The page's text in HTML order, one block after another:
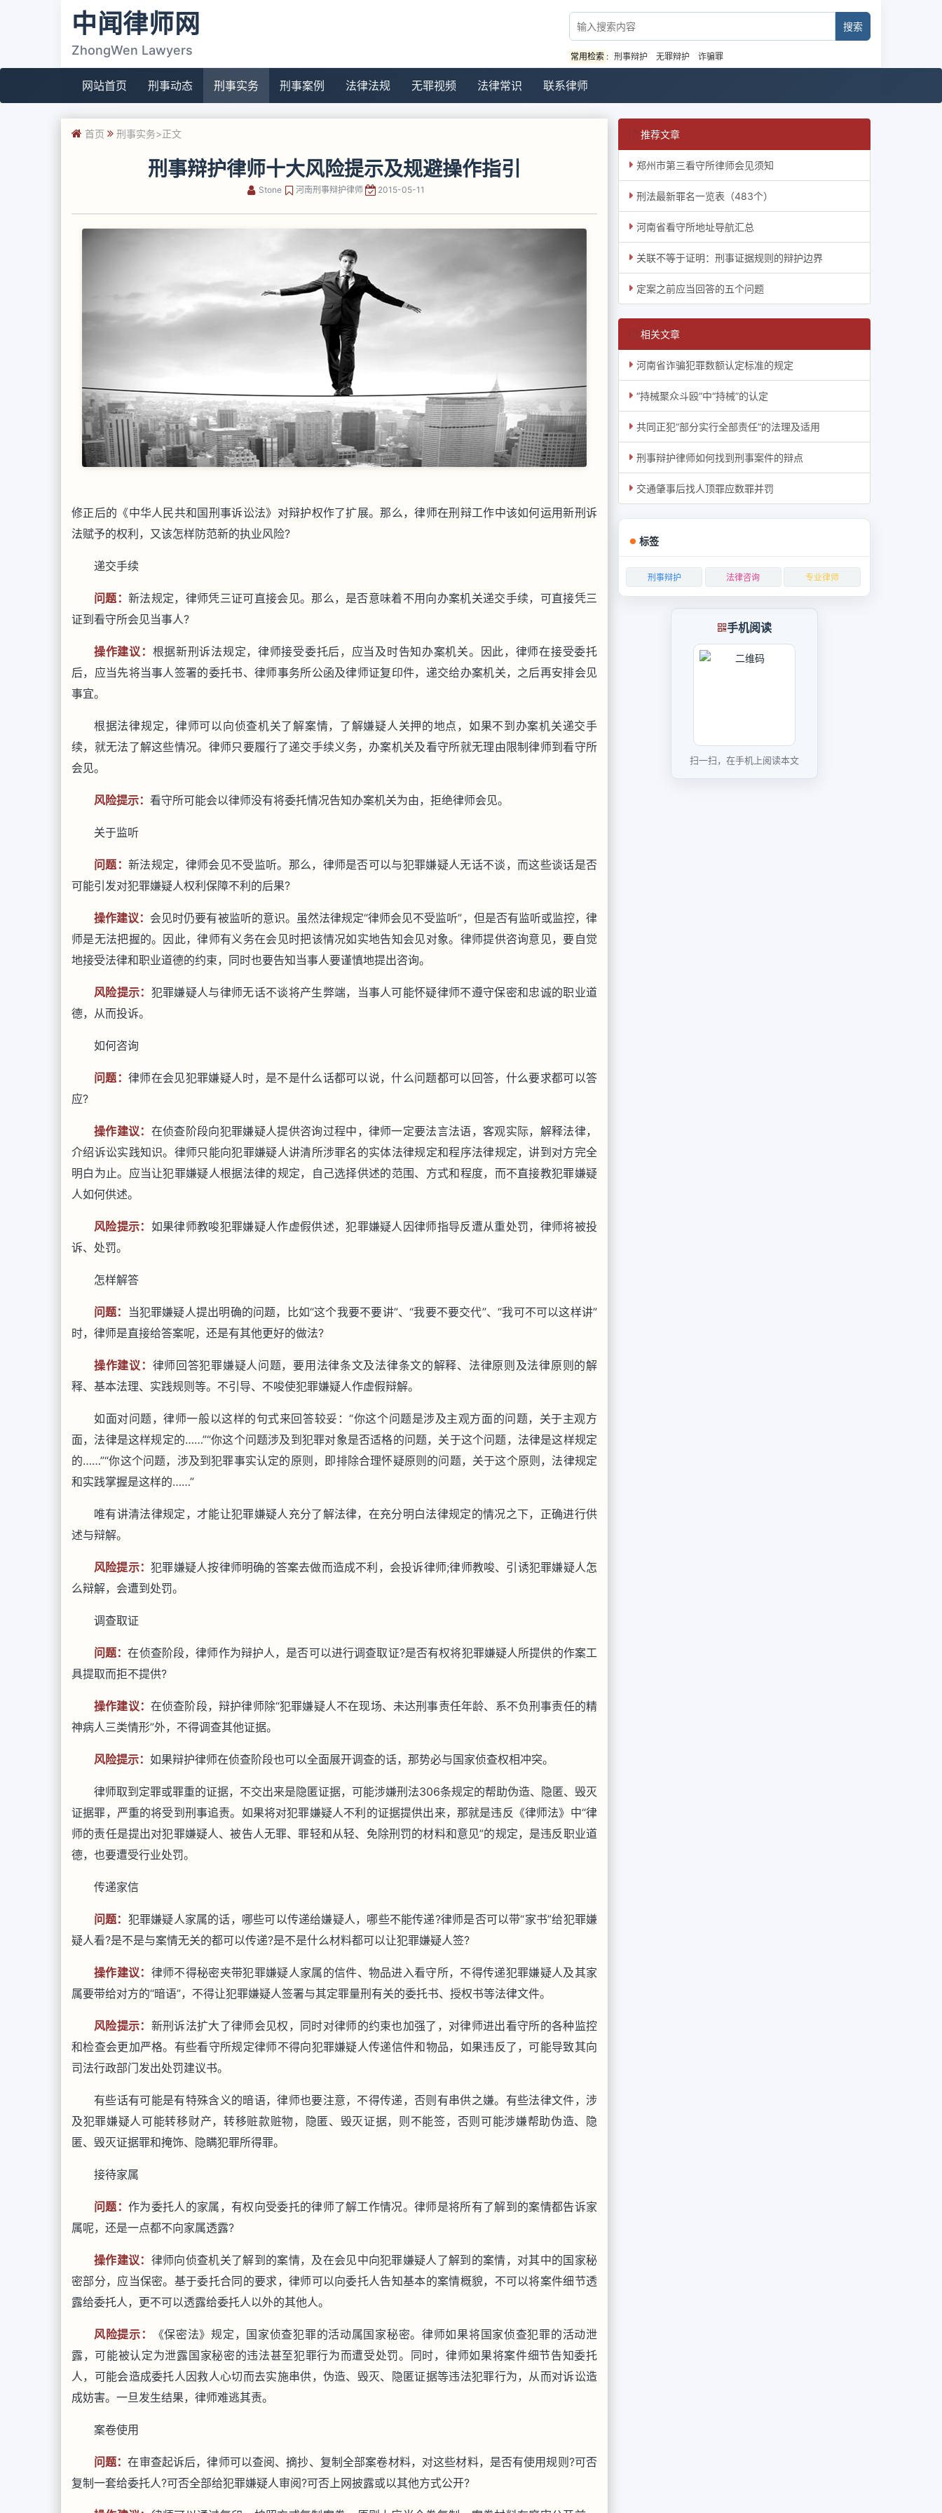
中闻律师网
ZhongWen Lawyers 常用检索 : 刑事辩护 无罪辩护 诈骗罪
网站首页 刑事动态 刑事实务 刑事案例 法律法规 无罪视频 法律常识 联系律师
首页 刑事实务>正文
刑事辩护律师十大风险提示及规避操作指引
Stone 河南刑事辩护律师 2015-05-11
修正后的《中华人民共和国刑事诉讼法》对辩护权作了扩展。那么，律师在刑辩工作中该如何运用新刑诉
法赋予的权利，又该怎样防范新的执业风险?
递交手续
问题： 新法规定，律师凭三证可直接会见。那么，是否意味着不用向办案机关递交手续，可直接凭三
证到看守所会见当事人?
操作建议： 根据新刑诉法规定，律师接受委托后，应当及时告知办案机关。因此，律师在接受委托
后，应当先将当事人签署的委托书、律师事务所公函及律师证复印件，递交给办案机关，之后再安排会见
事宜。
根据法律规定，律师可以向侦查机关了解案情，了解嫌疑人关押的地点，如果不到办案机关递交手
续，就无法了解这些情况。律师只要履行了递交手续义务，办案机关及看守所就无理由限制律师到看守所
会见。
风险提示： 看守所可能会以律师没有将委托情况告知办案机关为由，拒绝律师会见。
关于监听
问题： 新法规定，律师会见不受监听。那么，律师是否可以与犯罪嫌疑人无话不谈，而这些谈话是否
可能引发对犯罪嫌疑人权利保障不利的后果?
操作建议： 会见时仍要有被监听的意识。虽然法律规定“律师会见不受监听”，但是否有监听或监控，律
师是无法把握的。因此，律师有义务在会见时把该情况如实地告知会见对象。律师提供咨询意见，要自觉
地接受法律和职业道德的约束，同时也要告知当事人要谨慎地提出咨询。
风险提示： 犯罪嫌疑人与律师无话不谈将产生弊端，当事人可能怀疑律师不遵守保密和忠诚的职业道
德，从而投诉。
如何咨询
问题： 律师在会见犯罪嫌疑人时，是不是什么话都可以说，什么问题都可以回答，什么要求都可以答
应?
操作建议： 在侦查阶段向犯罪嫌疑人提供咨询过程中，律师一定要法言法语，客观实际，解释法律，
介绍诉讼实践知识。律师只能向犯罪嫌疑人讲清所涉罪名的实体法律规定和程序法律规定，讲到对方完全
明白为止。应当让犯罪嫌疑人根据法律的规定，自己选择供述的范围、方式和程度，而不直接教犯罪嫌疑
人如何供述。
风险提示： 如果律师教唆犯罪嫌疑人作虚假供述，犯罪嫌疑人因律师指导反遭从重处罚，律师将被投
诉、处罚。
怎样解答
问题：
当犯罪嫌疑人提出明确的问题，比如“这个我要不要讲”、“我要不要交代”、“我可不可以这样讲”
时，律师是直接给答案呢，还是有其他更好的做法?
操作建议： 律师回答犯罪嫌疑人问题，要用法律条文及法律条文的解释、法律原则及法律原则的解
释、基本法理、实践规则等。不引导、不唆使犯罪嫌疑人作虚假辩解。
如面对问题，律师一般以这样的句式来回答较妥：“你这个问题是涉及主观方面的问题，关于主观方
面，法律是这样规定的……”“你这个问题涉及到犯罪对象是否适格的问题，关于这个问题，法律是这样规定
的……”“你这个问题，涉及到犯罪事实认定的原则，即排除合理怀疑原则的问题，关于这个原则，法律规定
和实践掌握是这样的……”
唯有讲清法律规定，才能让犯罪嫌疑人充分了解法律，在充分明白法律规定的情况之下，正确进行供
述与辩解。
风险提示：犯罪嫌疑人按律师明确的答案去做而造成不利，会投诉律师;律师教唆、引诱犯罪嫌疑人怎
么辩解，会遭到处罚。
调查取证
问题：在侦查阶段，律师作为辩护人，是否可以进行调查取证?是否有权将犯罪嫌疑人所提供的作案工
具提取而拒不提供?
操作建议： 在侦查阶段，辩护律师除“犯罪嫌疑人不在现场、未达刑事责任年龄、系不负刑事责任的精
神病人三类情形”外，不得调查其他证据。
风险提示： 如果辩护律师在侦查阶段也可以全面展开调查的话，那势必与国家侦查权相冲突。
律师取到定罪或罪重的证据，不交出来是隐匿证据，可能涉嫌刑法306条规定的帮助伪造、隐匿、毁灭
证据罪，严重的将受到刑事追责。如果将对犯罪嫌疑人不利的证据提供出来，那就是违反《律师法》中“律
师的责任是提出对犯罪嫌疑人、被告人无罪、罪轻和从轻、免除刑罚的材料和意见”的规定，是违反职业道
德，也要遭受行业处罚。
传递家信
问题： 犯罪嫌疑人家属的话，哪些可以传递给嫌疑人，哪些不能传递?律师是否可以带“家书”给犯罪嫌
疑人看?是不是与案情无关的都可以传递?是不是什么材料都可以让犯罪嫌疑人签?
操作建议： 律师不得秘密夹带犯罪嫌疑人家属的信件、物品进入看守所，不得传递犯罪嫌疑人及其家
属要带给对方的“暗语”，不得让犯罪嫌疑人签署与其定罪量刑有关的委托书、授权书等法律文件。
风险提示： 新刑诉法扩大了律师会见权，同时对律师的约束也加强了，对律师进出看守所的各种监控
和检查会更加严格。有些看守所规定律师不得向犯罪嫌疑人传递信件和物品，如果违反了，可能导致其向
司法行政部门发出处罚建议书。
有些话有可能是有特殊含义的暗语，律师也要注意，不得传递，否则有串供之嫌。有些法律文件，涉
及犯罪嫌疑人可能转移财产，转移赃款赃物，隐匿、毁灭证据，则不能签，否则可能涉嫌帮助伪造、隐
匿、毁灭证据罪和掩饰、隐瞒犯罪所得罪。
接待家属
问题： 作为委托人的家属，有权向受委托的律师了解工作情况。律师是将所有了解到的案情都告诉家
属呢，还是一点都不向家属透露?
操作建议： 律师向侦查机关了解到的案情，及在会见中向犯罪嫌疑人了解到的案情，对其中的国家秘
密部分，应当保密。基于委托合同的要求，律师可以向委托人告知基本的案情概貌，不可以将案件细节透
露给委托人，更不可以透露给委托人以外的其他人。
风险提示：
《保密法》规定，国家侦查犯罪的活动属国家秘密。律师如果将国家侦查犯罪的活动泄
露，可能被认定为泄露国家秘密的违法甚至犯罪行为而遭受处罚。同时，律师如果将案件细节告知委托
人，可能会造成委托人因救人心切而去实施串供，伪造、毁灭、隐匿证据等违法犯罪行为，从而对诉讼造
成妨害。一旦发生结果，律师难逃其责。
案卷使用
问题：在审查起诉后，律师可以查阅、摘抄、复制全部案卷材料，对这些材料，是否有使用规则?可否
复制一套给委托人?可否全部给犯罪嫌疑人审阅?可否上网披露或以其他方式公开?
推荐文章
郑州市第三看守所律师会见须知
刑法最新罪名一览表（483个）
河南省看守所地址导航汇总
关联不等于证明：刑事证据规则的辩护边界
定案之前应当回答的五个问题
相关文章
河南省诈骗犯罪数额认定标准的规定
“持械聚众斗殴”中“持械”的认定
共同正犯“部分实行全部责任”的法理及适用
刑事辩护律师如何找到刑事案件的辩点
交通肇事后找人顶罪应数罪并罚
标签
刑事辩护 法律咨询 专业律师
手机阅读
扫一扫，在手机上阅读本文